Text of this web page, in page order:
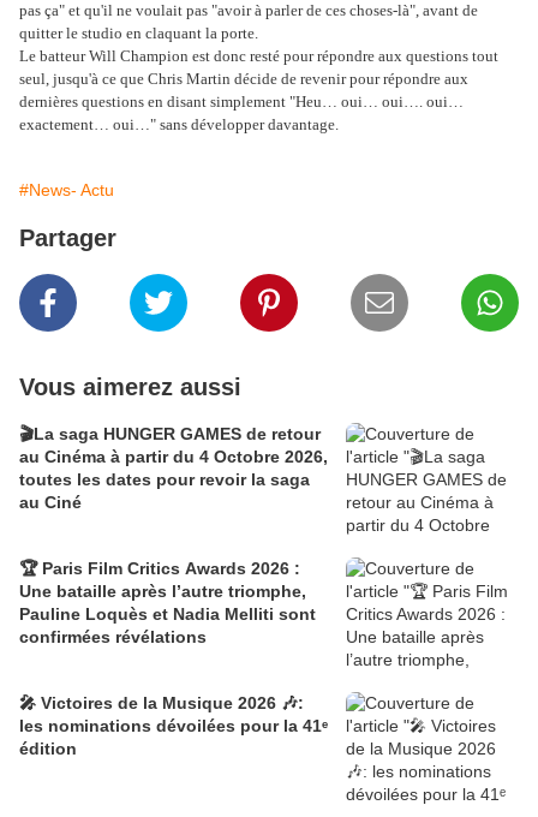
pas ça" et qu'il ne voulait pas "avoir à parler de ces choses-là", avant de
quitter le studio en claquant la porte.
Le batteur Will Champion est donc resté pour répondre aux questions tout
seul, jusqu'à ce que Chris Martin décide de revenir pour répondre aux
dernières questions en disant simplement "Heu… oui… oui…. oui…
exactement… oui…" sans développer davantage.
#News- Actu
Partager
Vous aimerez aussi
🎬La saga HUNGER GAMES de retour
au Cinéma à partir du 4 Octobre 2026,
toutes les dates pour revoir la saga
au Ciné
🏆 Paris Film Critics Awards 2026 :
Une bataille après l’autre triomphe,
Pauline Loquès et Nadia Melliti sont
confirmées révélations
🎤 Victoires de la Musique 2026 🎶:
les nominations dévoilées pour la 41ᵉ
édition